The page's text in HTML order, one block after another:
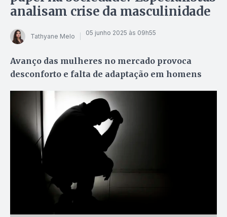
analisam crise da masculinidade
Tathyane Melo 05 junho 2025 às 09h55
Avanço das mulheres no mercado provoca
desconforto e falta de adaptação em homens